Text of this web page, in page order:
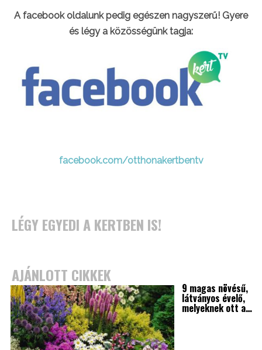
A facebook oldalunk pedig egészen nagyszerű! Gyere
és légy a közösségünk tagja:
facebook.com/otthonakertbentv
LÉGY EGYEDI A KERTBEN IS!
AJÁNLOTT CIKKEK
9 magas növésű,
látványos évelő,
melyeknek ott a…